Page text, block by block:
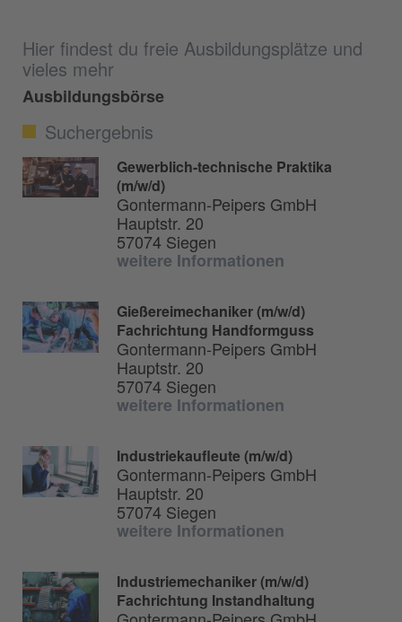
Hier findest du freie Ausbildungsplätze und
vieles mehr
Ausbildungsbörse
Suchergebnis
Gewerblich-technische Praktika
(m/w/d)
Gontermann-Peipers GmbH
Hauptstr. 20
57074 Siegen
weitere Informationen
Gießereimechaniker (m/w/d)
Fachrichtung Handformguss
Gontermann-Peipers GmbH
Hauptstr. 20
57074 Siegen
weitere Informationen
Industriekaufleute (m/w/d)
Gontermann-Peipers GmbH
Hauptstr. 20
57074 Siegen
weitere Informationen
Industriemechaniker (m/w/d)
Fachrichtung Instandhaltung